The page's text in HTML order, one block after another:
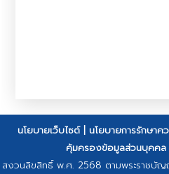
นโยบายเว็บไซต์|นโยบายการรักษา
คุ้มครองข้อมูลส่วนบุคคล
สงวนลิขสิทธิ์ พ.ศ. 2568 ตามพระราชบั